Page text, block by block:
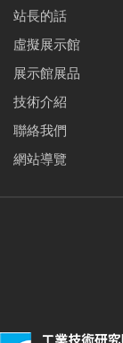
站長的話
虛擬展示館
展示館展品
技術介紹
聯絡我們
網站導覽